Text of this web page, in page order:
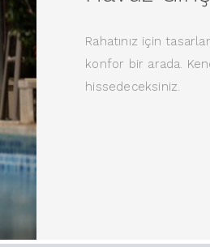
Rahatınız için
konfor bir arada.
hissedeceksiniz.